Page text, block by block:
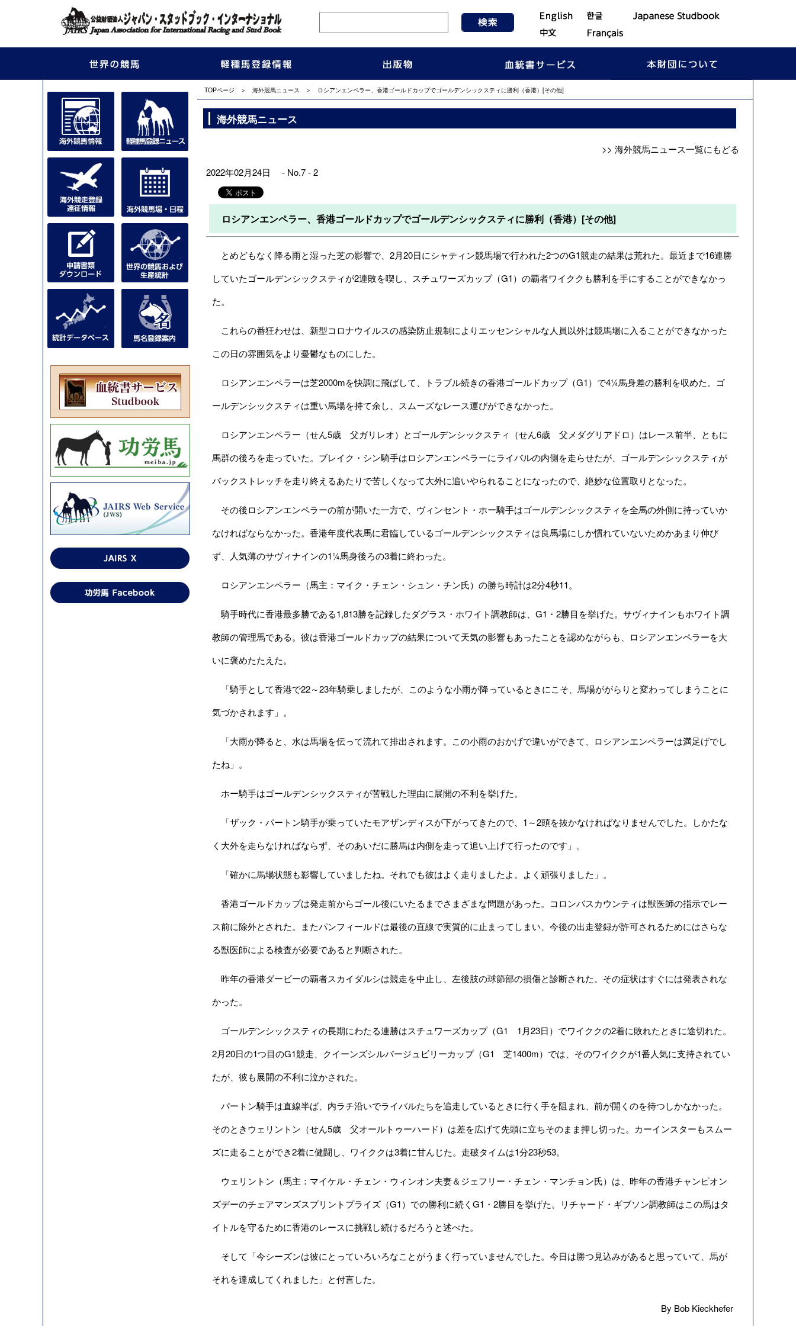
TOPページ ＞ 海外競馬ニュース ＞ ロシアンエンペラー、香港ゴールドカップでゴールデンシックスティに勝利（香港）[その他]
海外競馬ニュース
>> 海外競馬ニュース一覧にもどる
2022年02月24日 - No.7 - 2
ロシアンエンペラー、香港ゴールドカップでゴールデンシックスティに勝利（香港）[その他]
とめどもなく降る雨と湿った芝の影響で、2月20日にシャティン競馬場で行われた2つのG1競走の結果は荒れた。最近まで16連勝
していたゴールデンシックスティが2連敗を喫し、スチュワーズカップ（G1）の覇者ワイククも勝利を手にすることができなかっ
た。
これらの番狂わせは、新型コロナウイルスの感染防止規制によりエッセンシャルな人員以外は競馬場に入ることができなかった
この日の雰囲気をより憂鬱なものにした。
ロシアンエンペラーは芝2000mを快調に飛ばして、トラブル続きの香港ゴールドカップ（G1）で4¼馬身差の勝利を収めた。ゴ
ールデンシックスティは重い馬場を持て余し、スムーズなレース運びができなかった。
ロシアンエンペラー（せん5歳 父ガリレオ）とゴールデンシックスティ（せん6歳 父メダグリアドロ）はレース前半、ともに
馬群の後ろを走っていた。ブレイク・シン騎手はロシアンエンペラーにライバルの内側を走らせたが、ゴールデンシックスティが
バックストレッチを走り終えるあたりで苦しくなって大外に追いやられることになったので、絶妙な位置取りとなった。
その後ロシアンエンペラーの前が開いた一方で、ヴィンセント・ホー騎手はゴールデンシックスティを全馬の外側に持っていか
なければならなかった。香港年度代表馬に君臨しているゴールデンシックスティは良馬場にしか慣れていないためかあまり伸び
ず、人気薄のサヴィナインの1¼馬身後ろの3着に終わった。
ロシアンエンペラー（馬主：マイク・チェン・シュン・チン氏）の勝ち時計は2分4秒11。
騎手時代に香港最多勝である1,813勝を記録したダグラス・ホワイト調教師は、G1・2勝目を挙げた。サヴィナインもホワイト調
教師の管理馬である。彼は香港ゴールドカップの結果について天気の影響もあったことを認めながらも、ロシアンエンペラーを大
いに褒めたたえた。
「騎手として香港で22～23年騎乗しましたが、このような小雨が降っているときにこそ、馬場ががらりと変わってしまうことに
気づかされます」。
「大雨が降ると、水は馬場を伝って流れて排出されます。この小雨のおかげで違いができて、ロシアンエンペラーは満足げでし
たね」。
ホー騎手はゴールデンシックスティが苦戦した理由に展開の不利を挙げた。
「ザック・パートン騎手が乗っていたモアザンディスが下がってきたので、1～2頭を抜かなければなりませんでした。しかたな
く大外を走らなければならず、そのあいだに勝馬は内側を走って追い上げて行ったのです」。
「確かに馬場状態も影響していましたね。それでも彼はよく走りましたよ。よく頑張りました」。
香港ゴールドカップは発走前からゴール後にいたるまでさまざまな問題があった。コロンバスカウンティは獣医師の指示でレー
ス前に除外とされた。またパンフィールドは最後の直線で実質的に止まってしまい、今後の出走登録が許可されるためにはさらな
る獣医師による検査が必要であると判断された。
昨年の香港ダービーの覇者スカイダルシは競走を中止し、左後肢の球節部の損傷と診断された。その症状はすぐには発表されな
かった。
ゴールデンシックスティの長期にわたる連勝はスチュワーズカップ（G1 1月23日）でワイククの2着に敗れたときに途切れた。
2月20日の1つ目のG1競走、クイーンズシルバージュビリーカップ（G1 芝1400m）では、そのワイククが1番人気に支持されてい
たが、彼も展開の不利に泣かされた。
パートン騎手は直線半ば、内ラチ沿いでライバルたちを追走しているときに行く手を阻まれ、前が開くのを待つしかなかった。
そのときウェリントン（せん5歳 父オールトゥーハード）は差を広げて先頭に立ちそのまま押し切った。カーインスターもスムー
ズに走ることができ2着に健闘し、ワイククは3着に甘んじた。走破タイムは1分23秒53。
ウェリントン（馬主：マイケル・チェン・ウィンオン夫妻＆ジェフリー・チェン・マンチョン氏）は、昨年の香港チャンピオン
ズデーのチェアマンズスプリントプライズ（G1）での勝利に続くG1・2勝目を挙げた。リチャード・ギブソン調教師はこの馬はタ
イトルを守るために香港のレースに挑戦し続けるだろうと述べた。
そして「今シーズンは彼にとっていろいろなことがうまく行っていませんでした。今日は勝つ見込みがあると思っていて、馬が
それを達成してくれました」と付言した。
By Bob Kieckhefer